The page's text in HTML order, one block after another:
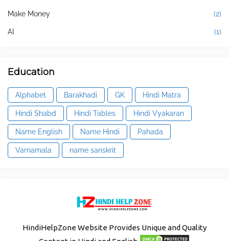
Make Money (2)
AI (1)
Education
Alphabet Barakhadi GK Hindi Matra
Hindi Shabd Hindi Tables Hindi Vyakaran
Name English Name Hindi Pahada
Varnamala name sanskrit
HindiHelpZone Website Provides Unique and Quality